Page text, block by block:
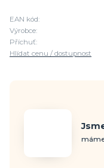
EAN kód:
Výrobce:
Příchuť:
Hlídat cenu / dostupnost